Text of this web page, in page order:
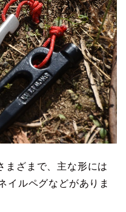
まざまで、主な形には
イルペグなどがありま